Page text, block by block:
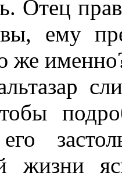
Отец
ему
же
жизни